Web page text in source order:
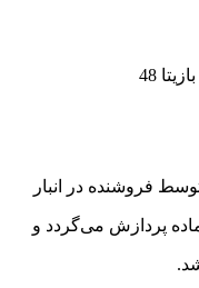
فروشنده در انبار
پردازش می‌گردد و